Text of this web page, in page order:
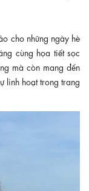
cho những ngày hè
cùng họa tiết sọc
mà còn mang đến
linh hoạt trong trang